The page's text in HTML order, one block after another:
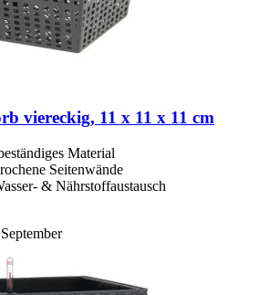
viereckig, 11 x 11 x 11 cm
Material
Seitenwände
& Nährstoffaustausch